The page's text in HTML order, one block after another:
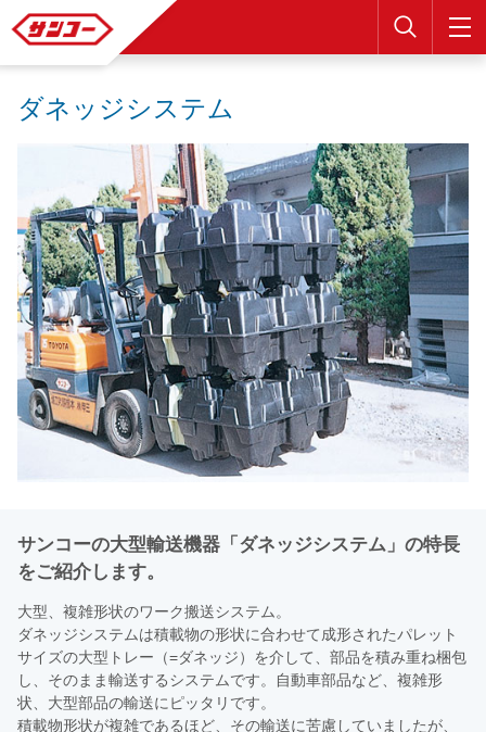
検索
ダネッジシステム
サンコーの大型輸送機器「ダネッジシステム」の特長
をご紹介します。
大型、複雑形状のワーク搬送システム。
ダネッジシステムは積載物の形状に合わせて成形されたパレット
サイズの大型トレー（=ダネッジ）を介して、部品を積み重ね梱包
し、そのまま輸送するシステムです。自動車部品など、複雑形
状、大型部品の輸送にピッタリです。
積載物形状が複雑であるほど、その輸送に苦慮していましたが、